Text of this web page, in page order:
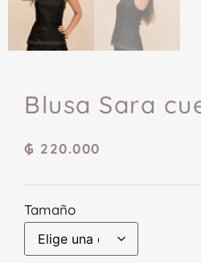
Blusa Sara
₲ 220.000
Tamaño